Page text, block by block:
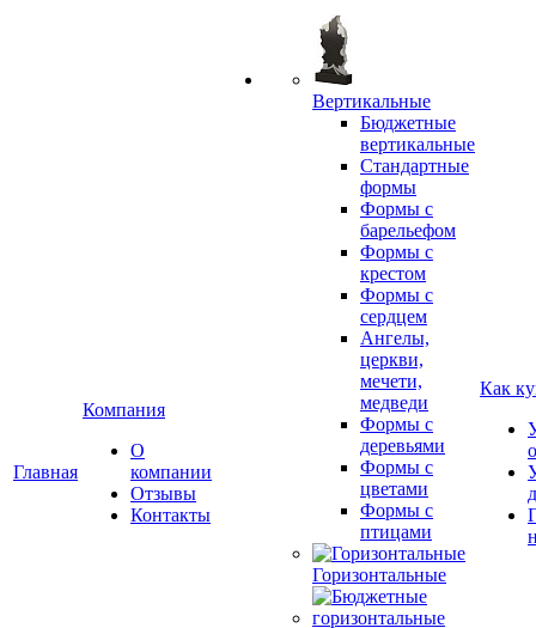
Главная
Компания
О
компании
Отзывы
Контакты
Вертикальные
Бюджетные
вертикальные
Стандартные
формы
Формы с
барельефом
Формы с
крестом
Формы с
сердцем
Ангелы,
церкви,
мечети,
медведи
Формы с
деревьями
Формы с
цветами
Формы с
птицами
Горизонтальные
Как